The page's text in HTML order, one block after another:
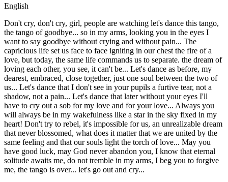
English
Don't cry, don't cry, girl, people are watching let's dance this tango,
the tango of goodbye... so in my arms, looking you in the eyes I
want to say goodbye without crying and without pain... The
capricious life set us face to face igniting in our chest the fire of a
love, but today, the same life commands us to separate. the dream of
loving each other, you see, it can't be... Let's dance as before, my
dearest, embraced, close together, just one soul between the two of
us... Let's dance that I don't see in your pupils a furtive tear, not a
shadow, not a pain... Let's dance that later without your eyes I'll
have to cry out a sob for my love and for your love... Always you
will always be in my wakefulness like a star in the sky fixed in my
heart! Don't try to rebel, it's impossible for us, an unrealizable dream
that never blossomed, what does it matter that we are united by the
same feeling and that our souls light the torch of love... May you
have good luck, may God never abandon you, I know that eternal
solitude awaits me, do not tremble in my arms, I beg you to forgive
me, the tango is over... let's go out and cry...